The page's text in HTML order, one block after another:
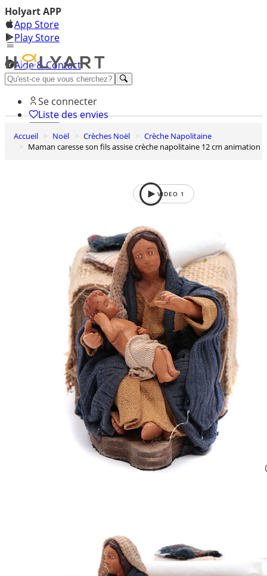
Holyart APP
App Store
Play Store
Aide & Contact
Découvrez Premium
Se connecter
Liste des envies
0
Panier
Accueil Noël Crèches Noël
Crèche Napolitaine
Maman caresse son fils assise crèche napolitaine 12 cm animation
VIDEO 1